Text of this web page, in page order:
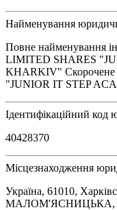
Найменування
Повне найменування
LIMITED SHARES
KHARKIV" Скорочене
"JUNIOR IT STEP
Ідентифікаційний код
40428370
Місцезнаходження
Україна, 61010,
МАЛОМ'ЯСНИЦЬКА,